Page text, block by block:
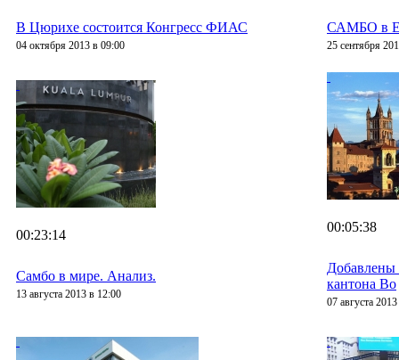
В Цюрихе состоится Конгресс ФИАС
04 октября 2013 в 09:00
САМБО в
25 сентября
00:23:14
Самбо в мире. Анализ.
13 августа 2013 в 12:00
00:05:38
кантона Во
07 августа